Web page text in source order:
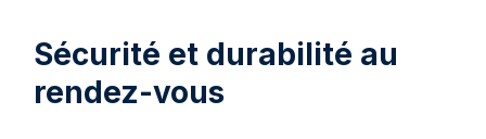
Sécurité et durabilité au
rendez-vous